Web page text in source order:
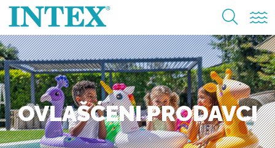
OVLAŠĆENI PRODAVCI